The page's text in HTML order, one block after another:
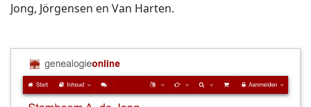
Jong, Jörgensen en Van Harten.